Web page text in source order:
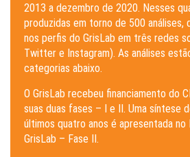
2013 a dezembro de 2020. Nesses
produzidas em torno de 500 análises,
nos perfis do GrisLab em três redes
Twitter e Instagram). As análises
categorias abaixo.
O GrisLab recebeu financiamento do
suas duas fases – I e II. Uma síntese
últimos quatro anos é apresentada no
GrisLab – Fase II.